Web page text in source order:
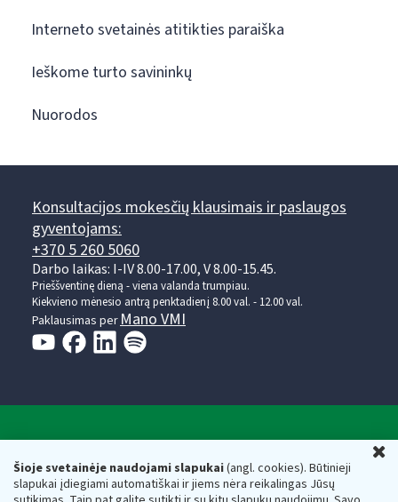
Šioje svetainėje naudojami slapukai(angl. cookies). Būtinieji
slapukai įdiegiami automatiškai ir jiems nėra reikalingas Jūsų
Interneto svetainės atitikties paraiška
Ieškome turto savininkų
Nuorodos
Konsultacijos mokesčių klausimais ir paslaugos
gyventojams:
+370 5 260 5060
Darbo laikas: I-IV 8.00-17.00, V 8.00-15.45.
Prieššventinę dieną - viena valanda trumpiau.
Kiekvieno mėnesio antrą penktadienį 8.00 val. - 12.00 val.
Paklausimas perMano VMI
Valstybinė mokesčių inspekcija prie Lietuvos
Respublikos finansų ministerijos
Biudžetinė įstaiga. Juridinio asmens kodas — 188659752,